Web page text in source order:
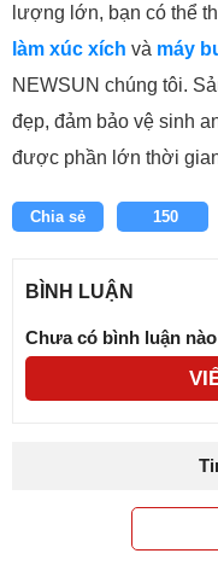
lượng lớn, bạn có thể
làm xúc xích và máy
NEWSUN chúng tôi.
đẹp, đảm bảo vệ sinh
được phần lớn thời
Chia sẻ 150
BÌNH LUẬN
Chưa có bình luận nào